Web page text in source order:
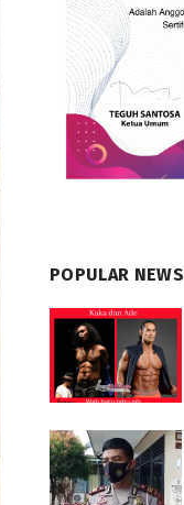
POPULAR NEWS